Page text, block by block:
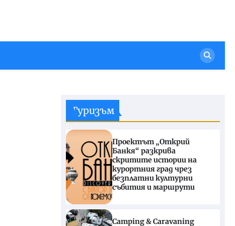
Туризъм
Проектът „Открий
Банкя“ разкрива
скритите истории на
курортния град чрез
безплатни културни
събития и маршрути
Camping & Caravaning